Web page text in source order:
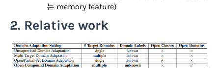
는 memory feature)
2. Relative work